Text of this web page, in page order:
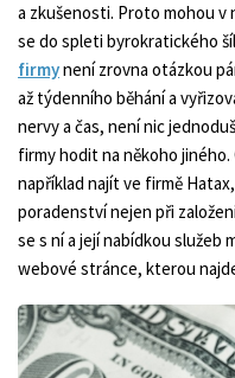
a zkušenosti. Proto mohou
se do spleti byrokratického
firmynení zrovna otázkou
až týdenního běhání a
nervy a čas, není nic
firmy hodit na někoho
například najít ve firmě
poradenství nejen při
se s ní a její nabídkou služeb
webové stránce, kterou